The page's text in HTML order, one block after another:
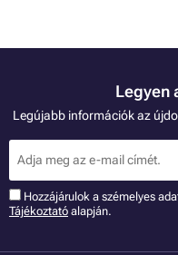
Legyen
Legújabb információk az
Hozzájárulok a szémelyes
Tájékoztató alapján.